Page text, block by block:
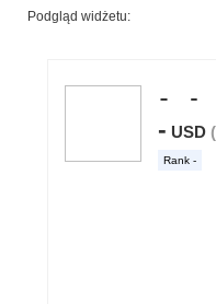
Podgląd widżetu: